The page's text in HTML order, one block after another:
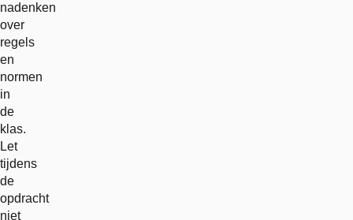
nadenken
over
regels
en
normen
in
de
klas.
Let
tijdens
de
opdracht
niet